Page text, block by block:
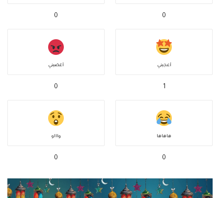
0
0
أعجبني
1
أغضبني
0
هاهاها
0
واااو
0